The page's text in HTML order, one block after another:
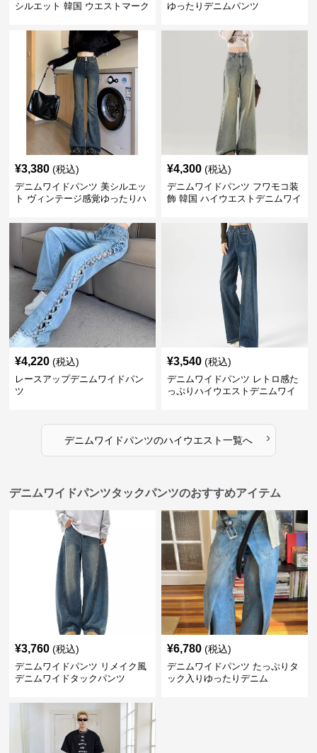
シルエット 韓国 ウエストマーク
ゆったりデニムパンツ
¥3,380 (税込)
デニムワイドパンツ 美シルエッ
ト ヴィンテージ感覚ゆったりハ
¥4,300 (税込)
デニムワイドパンツ フワモコ装
飾 韓国 ハイウエストデニムワイ
¥4,220 (税込)
レースアップデニムワイドパン
ツ
¥3,540 (税込)
デニムワイドパンツ レトロ感た
っぷりハイウエストデニムワイ
デニムワイドパンツのハイウエスト一覧へ ›
デニムワイドパンツタックパンツのおすすめアイテム
¥3,760 (税込)
デニムワイドパンツ リメイク風
デニムワイドタックパンツ
¥6,780 (税込)
デニムワイドパンツ たっぷりタ
ック入りゆったりデニム